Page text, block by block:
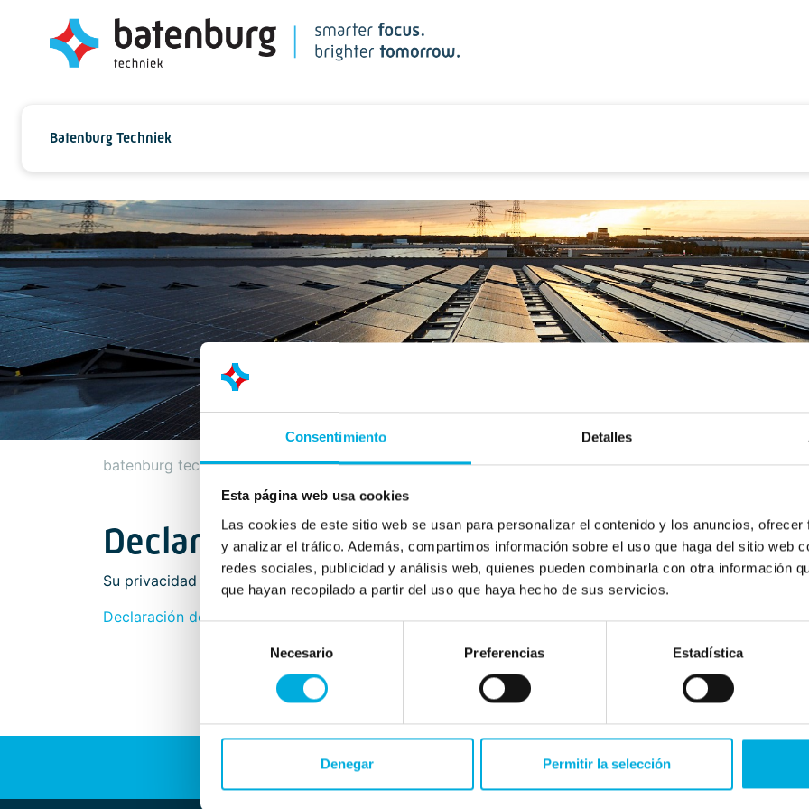
Consentimiento Detalles
Esta página web usa cookies
Las cookies de este sitio web se usan para personalizar el contenido y los anuncios,
y analizar el tráfico. Además, compartimos información sobre el uso que haga del sitio web
redes sociales, publicidad y análisis web, quienes pueden combinarla con otra información
que hayan recopilado a partir del uso que haya hecho de sus servicios.
consentimiento
Necesario Preferencias Estadística
Denegar Permitir la selección
Batenburg Techniek
batenburg techniek declaración de privacidad
Declaración de privacidad
Su privacidad es importante para Batenburg Techniek. Lea más sobre nuestra declaración de
Declaración de privacidad Batenburg Techniek N.V.